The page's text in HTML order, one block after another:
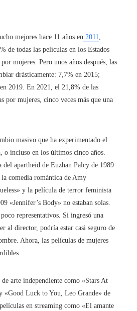
mejores hace 11 años en 2011,
de todas las películas en los Estados
mujeres. Pero unos años después, las
drásticamente: 7,7% en 2015;
2019. En 2021, el 21,8% de las
por mujeres, cinco veces más que una
masivo que ha experimentado el
o incluso en los últimos cinco años.
del apartheid de Euzhan Palcy de 1989
comedia romántica de Amy
y la película de terror feminista
«Jennifer’s Body» no estaban solas.
representativos. Si ingresó una
al director, podría estar casi seguro de
Ahora, las películas de mujeres
arte independiente como «Stars At
«Good Luck to You, Leo Grande» de
en streaming como «El amante